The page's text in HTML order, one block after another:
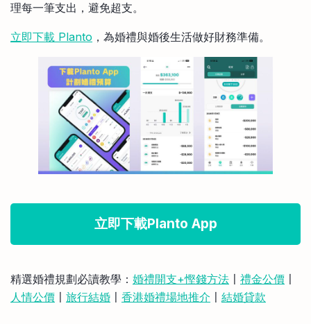
理每一筆支出，避免超支。
立即下載 Planto ，為婚禮與婚後生活做好財務準備。
立即下載Planto App
精選婚禮規劃必讀教學： 婚禮開支+慳錢方法 禮金公價
人情公價
旅行結婚 香港婚禮場地推介 結婚貸款